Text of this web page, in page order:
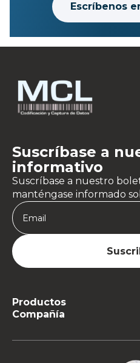
Escríbenos
Suscríbase a
informativo
Suscríbase a nuestro
manténgase informado
Productos
Compañía